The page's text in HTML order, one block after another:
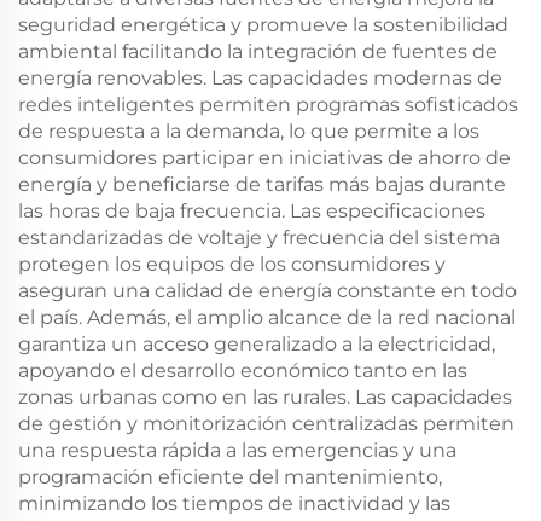
seguridad energética y promueve la sostenibilidad
ambiental facilitando la integración de fuentes de
energía renovables. Las capacidades modernas de
redes inteligentes permiten programas sofisticados
de respuesta a la demanda, lo que permite a los
consumidores participar en iniciativas de ahorro de
energía y beneficiarse de tarifas más bajas durante
las horas de baja frecuencia. Las especificaciones
estandarizadas de voltaje y frecuencia del sistema
protegen los equipos de los consumidores y
aseguran una calidad de energía constante en todo
el país. Además, el amplio alcance de la red nacional
garantiza un acceso generalizado a la electricidad,
apoyando el desarrollo económico tanto en las
zonas urbanas como en las rurales. Las capacidades
de gestión y monitorización centralizadas permiten
una respuesta rápida a las emergencias y una
programación eficiente del mantenimiento,
minimizando los tiempos de inactividad y las